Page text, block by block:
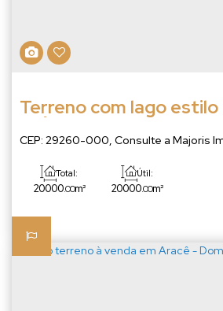
Terreno com lago estilo
CEP: 29260-000, Consulte a Majoris
Total:
20000.00m²
Útil:
20000.00m²